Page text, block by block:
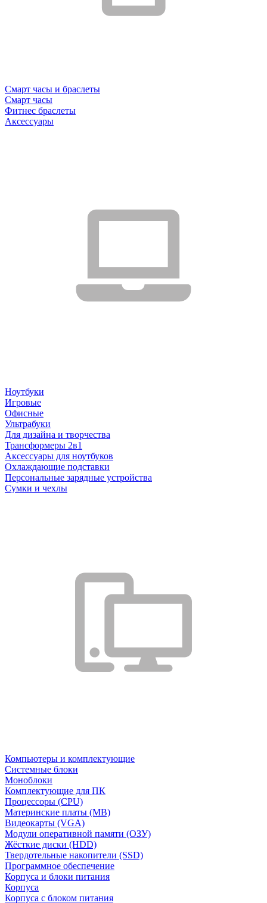
Смарт часы и браслеты
Смарт часы
Фитнес браслеты
Аксессуары
Ноутбуки
Игровые
Офисные
Ультрабуки
Для дизайна и творчества
Трансформеры 2в1
Аксессуары для ноутбуков
Охлаждающие подставки
Персональные зарядные устройства
Сумки и чехлы
Компьютеры и комплектующие
Системные блоки
Моноблоки
Комплектующие для ПК
Процессоры (CPU)
Материнские платы (MB)
Видеокарты (VGA)
Модули оперативной памяти (ОЗУ)
Жёсткие диски (HDD)
Твердотельные накопители (SSD)
Программное обеспечение
Корпуса и блоки питания
Корпуса
Корпуса с блоком питания